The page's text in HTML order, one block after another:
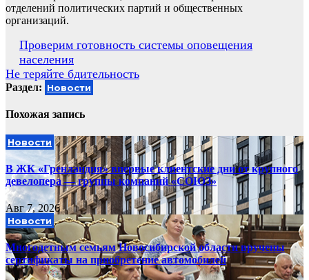
отделений политических партий и общественных
организаций.
Навигация
по
записям
Проверим готовность системы оповещения
населения
Не теряйте бдительность
Раздел: Новости
Похожая запись
Новости
В ЖК «Гренландия» впервые клиентские дни от крупного
девелопера — группы компаний «СОЮЗ»
Авг 7, 2026
Новости
Многодетным семьям Новосибирской области вручены
сертификаты на приобретение автомобилей